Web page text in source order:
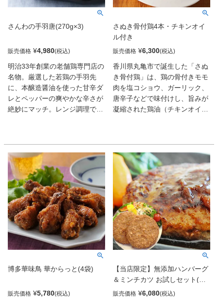
さんわの手羽唐(270g×3)
販売価格 ¥4,980
明治33年創業の老舗鶏専門店の
名物。厳選した若鶏の手羽先
に、本醸造醤油を使った甘辛ダ
レとペッパーの爽やかな辛さが
絶妙にマッチ。レンジ調理でジ
味。
さぬき骨付鶏4本・チキンオイ
ル付き
販売価格 ¥6,300
香川県丸亀市で誕生した「さぬ
き骨付鶏」は、鶏の骨付きモモ
肉を塩コショウ、ガーリック、
唐辛子などで味付けし、旨みが
凝縮された鶏油（チキンオイ
っくら。
博多華味鳥 華からっと(4袋)
販売価格 ¥5,780
【当店限定】無添加ハンバーグ
＆ミンチカツ お試しセット(合
計1kg)
販売価格 ¥6,080